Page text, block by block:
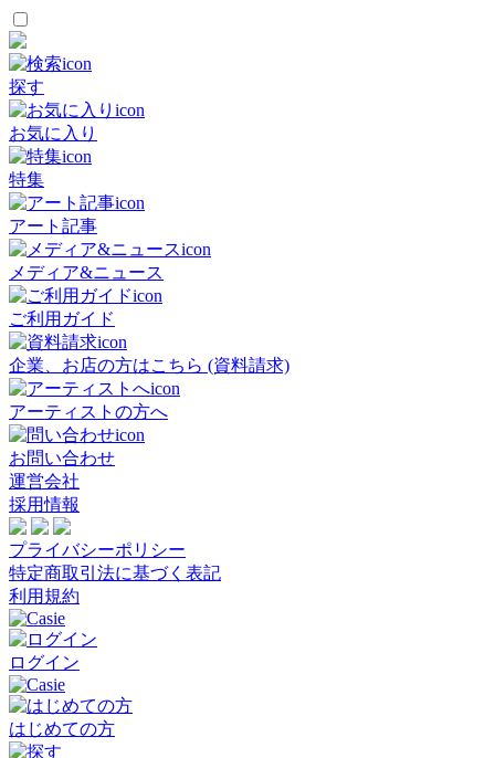
探す
お気に入り
特集
アート記事
メディア&ニュース
ご利用ガイド
企業、お店の方はこちら (資料請求)
アーティストの方へ
お問い合わせ
運営会社
採用情報
プライバシーポリシー
特定商取引法に基づく表記
利用規約
ログイン
はじめての方